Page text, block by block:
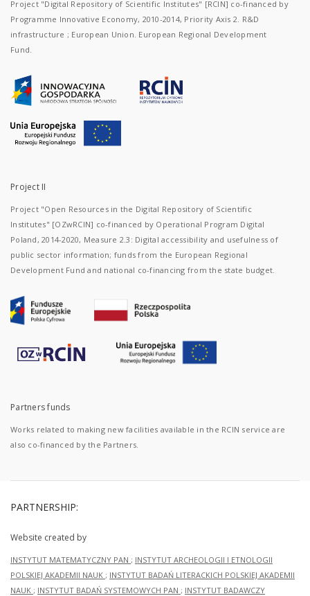
Project "Digital Repository of Scientific Institutes" [RCIN] co-financed by
Programme Innovative Economy, 2010-2014, Priority Axis 2. R&D
infrastructure ; European Union. European Regional Development
Fund.
Project II
Project "Open Resources in the Digital Repository of Scientific
Institutes" [OZwRCIN] co-financed by Operational Program Digital
Poland, 2014-2020, Measure 2.3: Digital accessibility and usefulness of
public sector information; funds from the European Regional
Development Fund and national co-financing from the state budget.
Partners funds
Works related to making new facilities available in the RCIN service are
also co-financed by the Partners.
PARTNERSHIP:
Website created by
INSTYTUT MATEMATYCZNY PAN ; INSTYTUT ARCHEOLOGII I ETNOLOGII
POLSKIEJ AKADEMII NAUK ; INSTYTUT BADAŃ LITERACKICH POLSKIEJ AKADEMII
NAUK ; INSTYTUT BADAŃ SYSTEMOWYCH PAN ; INSTYTUT BADAWCZY